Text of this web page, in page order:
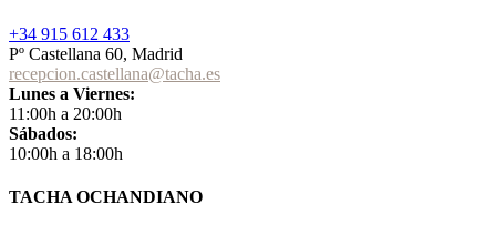
+34 915 612 433
Pº Castellana 60, Madrid
recepcion.castellana@tacha.es
Lunes a Viernes:
11:00h a 20:00h
Sábados:
10:00h a 18:00h
TACHA OCHANDIANO